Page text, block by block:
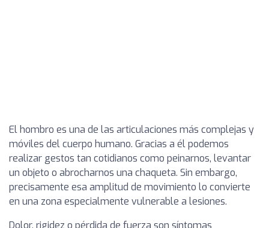
El hombro es una de las articulaciones más complejas y
móviles del cuerpo humano. Gracias a él podemos
realizar gestos tan cotidianos como peinarnos, levantar
un objeto o abrocharnos una chaqueta. Sin embargo,
precisamente esa amplitud de movimiento lo convierte
en una zona especialmente vulnerable a lesiones.
Dolor, rigidez o pérdida de fuerza son síntomas